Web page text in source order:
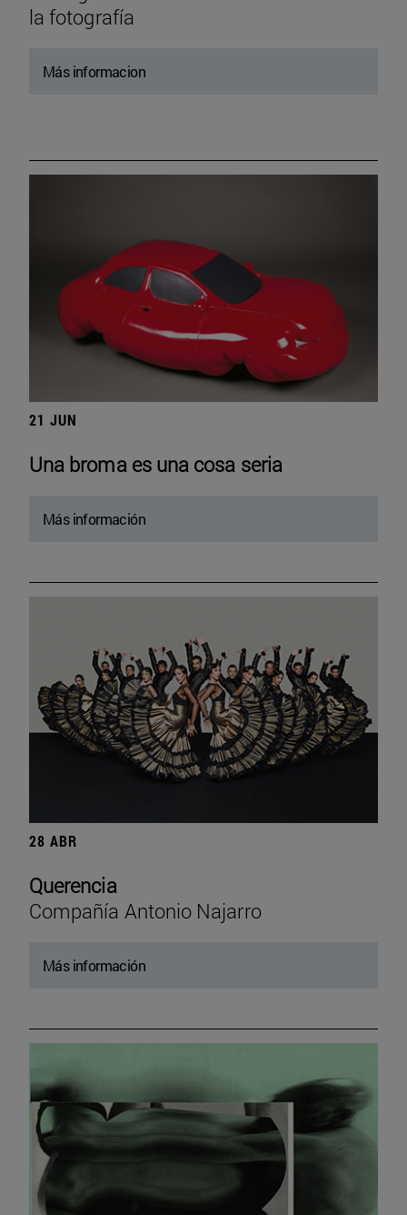
la fotografía
Más informacion
21 JUN
Una broma es una cosa seria
Más información
28 ABR
Querencia
Compañía Antonio Najarro
Más información